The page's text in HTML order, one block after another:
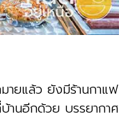
ายแล้ว ยังมีร้านกาแฟ
านอีกด้วย บรรยากาศ